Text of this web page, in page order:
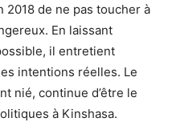
2018 de ne pas toucher à
En laissant
il entretient
intentions réelles. Le
nié, continue d’être le
à Kinshasa.